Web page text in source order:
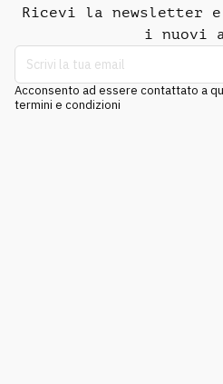
Ricevi la newsletter
i nuovi
Acconsento ad essere contattato a
termini e condizioni